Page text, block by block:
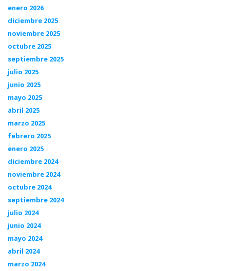
enero 2026
diciembre 2025
noviembre 2025
octubre 2025
septiembre 2025
julio 2025
junio 2025
mayo 2025
abril 2025
marzo 2025
febrero 2025
enero 2025
diciembre 2024
noviembre 2024
octubre 2024
septiembre 2024
julio 2024
junio 2024
mayo 2024
abril 2024
marzo 2024